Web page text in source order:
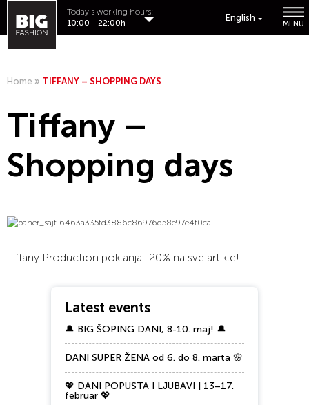
English
MENU
Today's working hours:
10:00 - 22:00h
Home » TIFFANY – SHOPPING DAYS
Tiffany –
Shopping days
Tiffany Production poklanja -20% na sve artikle!
Latest events
🔔 BIG ŠOPING DANI, 8-10. maj! 🔔
DANI SUPER ŽENA od 6. do 8. marta 🌸
💖 DANI POPUSTA I LJUBAVI | 13–17.
februar 💖